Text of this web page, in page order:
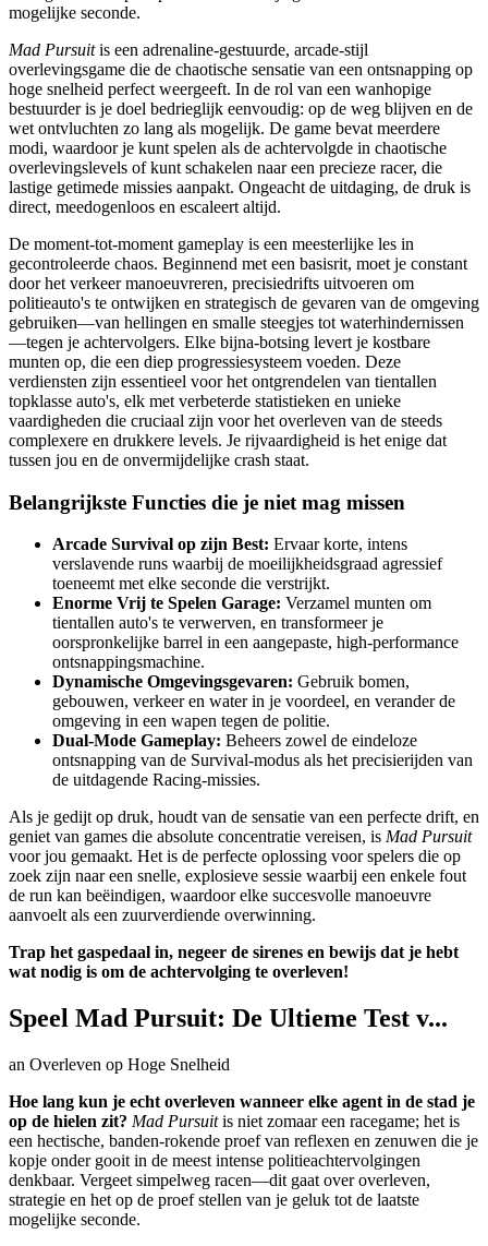
mogelijke seconde.
Mad Pursuitis een adrenaline-gestuurde, arcade-stijl
overlevingsgame die de chaotische sensatie van een ontsnapping op
hoge snelheid perfect weergeeft. In de rol van een wanhopige
bestuurder is je doel bedrieglijk eenvoudig: op de weg blijven en de
wet ontvluchten zo lang als mogelijk. De game bevat meerdere
modi, waardoor je kunt spelen als de achtervolgde in chaotische
overlevingslevels of kunt schakelen naar een precieze racer, die
lastige getimede missies aanpakt. Ongeacht de uitdaging, de druk is
direct, meedogenloos en escaleert altijd.
De moment-tot-moment gameplay is een meesterlijke les in
gecontroleerde chaos. Beginnend met een basisrit, moet je constant
door het verkeer manoeuvreren, precisiedrifts uitvoeren om
politieauto's te ontwijken en strategisch de gevaren van de omgeving
gebruiken—van hellingen en smalle steegjes tot waterhindernissen
—tegen je achtervolgers. Elke bijna-botsing levert je kostbare
munten op, die een diep progressiesysteem voeden. Deze
verdiensten zijn essentieel voor het ontgrendelen van tientallen
topklasse auto's, elk met verbeterde statistieken en unieke
vaardigheden die cruciaal zijn voor het overleven van de steeds
complexere en drukkere levels. Je rijvaardigheid is het enige dat
tussen jou en de onvermijdelijke crash staat.
Belangrijkste Functies die je niet mag missen
Arcade Survival op zijn Best: Ervaar korte, intens
verslavende runs waarbij de moeilijkheidsgraad agressief
toeneemt met elke seconde die verstrijkt.
Enorme Vrij te Spelen Garage: Verzamel munten om
tientallen auto's te verwerven, en transformeer je
oorspronkelijke barrel in een aangepaste, high-performance
ontsnappingsmachine.
Dynamische Omgevingsgevaren: Gebruik bomen,
gebouwen, verkeer en water in je voordeel, en verander de
omgeving in een wapen tegen de politie.
Dual-Mode Gameplay: Beheers zowel de eindeloze
ontsnapping van de Survival-modus als het precisierijden van
de uitdagende Racing-missies.
Als je gedijt op druk, houdt van de sensatie van een perfecte drift, en
geniet van games die absolute concentratie vereisen, is Mad Pursuit
voor jou gemaakt. Het is de perfecte oplossing voor spelers die op
zoek zijn naar een snelle, explosieve sessie waarbij een enkele fout
de run kan beëindigen, waardoor elke succesvolle manoeuvre
aanvoelt als een zuurverdiende overwinning.
Trap het gaspedaal in, negeer de sirenes en bewijs dat je hebt
wat nodig is om de achtervolging te overleven!
Speel Mad Pursuit: De Ultieme Test v...
an Overleven op Hoge Snelheid
Hoe lang kun je echt overleven wanneer elke agent in de stad je
op de hielen zit? Mad Pursuitis niet zomaar een racegame; het is
een hectische, banden-rokende proef van reflexen en zenuwen die je
kopje onder gooit in de meest intense politieachtervolgingen
denkbaar. Vergeet simpelweg racen—dit gaat over overleven,
strategie en het op de proef stellen van je geluk tot de laatste
mogelijke seconde.